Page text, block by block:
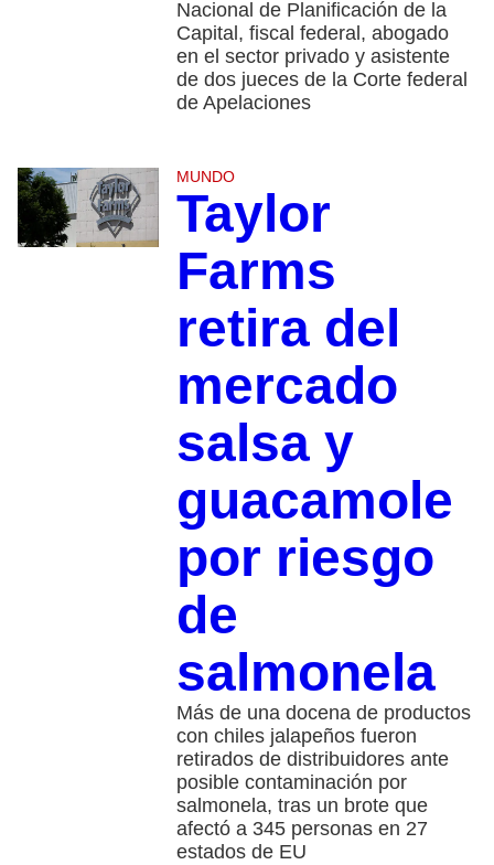
Nacional de Planificación de la
Capital, fiscal federal, abogado
en el sector privado y asistente
de dos jueces de la Corte federal
de Apelaciones
MUNDO
Taylor
Farms
retira del
mercado
salsa y
guacamole
por riesgo
de
salmonela
Más de una docena de productos
con chiles jalapeños fueron
retirados de distribuidores ante
posible contaminación por
salmonela, tras un brote que
afectó a 345 personas en 27
estados de EU